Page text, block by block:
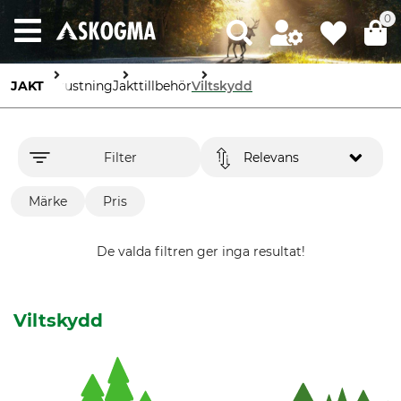
0
JAKT UtrustningJakttillbehörViltskydd
Filter Relevans
Märke Pris
De valda filtren ger inga resultat!
Viltskydd